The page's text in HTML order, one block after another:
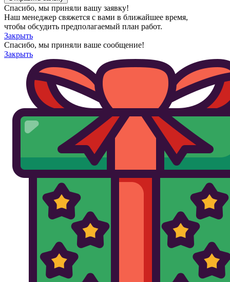
Спасибо, мы приняли вашу заявку!
Наш менеджер свяжется с вами в ближайшее время,
чтобы обсудить предполагаемый план работ.
Закрыть
Спасибо, мы приняли ваше сообщение!
Закрыть